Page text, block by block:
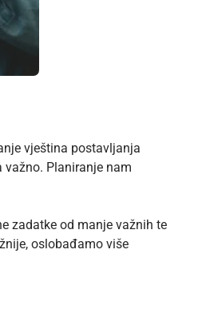
vještina postavljanja
Planiranje nam
zadatke od manje važnih te
oslobađamo više